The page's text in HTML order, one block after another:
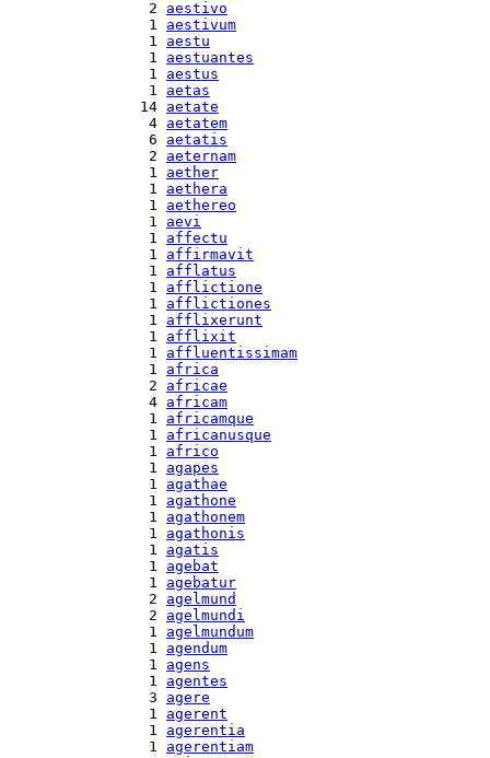
  2
aestivo
  1
aestivum
  1
aestu
  1
aestuantes
  1
aestus
  1
aetas
14 aetate
  4
aetatem
  6
aetatis
  2
aeternam
  1
aether
  1
aethera
  1
aethereo
  1
aevi
  1
affectu
  1
affirmavit
  1
afflatus
  1
afflictione
  1
afflictiones
  1
afflixerunt
  1
afflixit
  1
affluentissimam
  1
africa
  2
africae
  4
africam
  1
africamque
  1
africanusque
  1
africo
  1
agapes
  1
agathae
  1
agathone
  1
agathonem
  1
agathonis
  1
agatis
  1
agebat
  1
agebatur
  2
agelmund
  2
agelmundi
  1
agelmundum
  1
agendum
  1
agens
  1
agentes
  3
agere
  1
agerent
  1
agerentia
  1
agerentiam